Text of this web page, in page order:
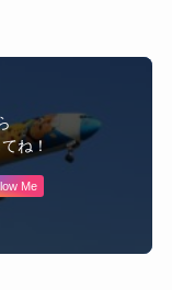
ね！
Me